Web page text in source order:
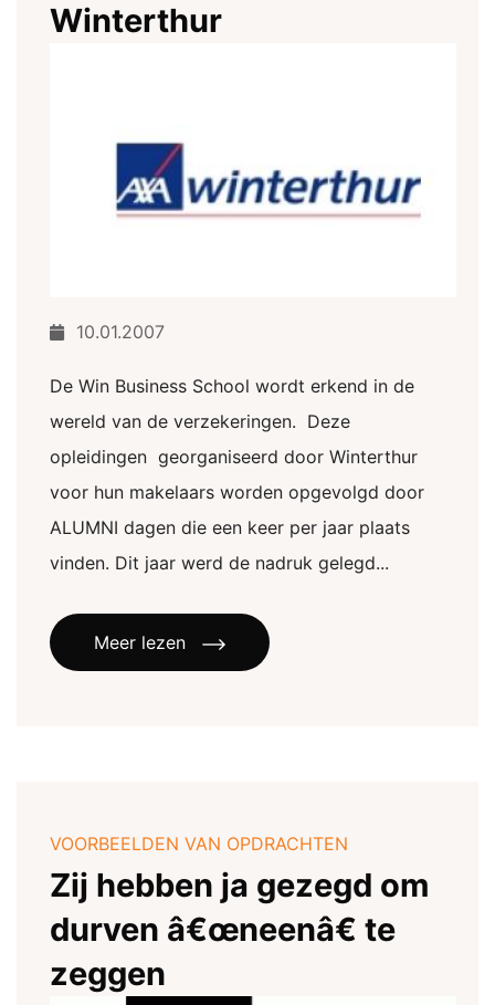
Winterthur
10.01.2007
De Win Business School wordt erkend in de
wereld van de verzekeringen. Deze
opleidingen georganiseerd door Winterthur
voor hun makelaars worden opgevolgd door
ALUMNI dagen die een keer per jaar plaats
vinden. Dit jaar werd de nadruk gelegd...
Meer lezen
VOORBEELDEN VAN OPDRACHTEN
Zij hebben ja gezegd om
durven â€œneenâ€ te
zeggen